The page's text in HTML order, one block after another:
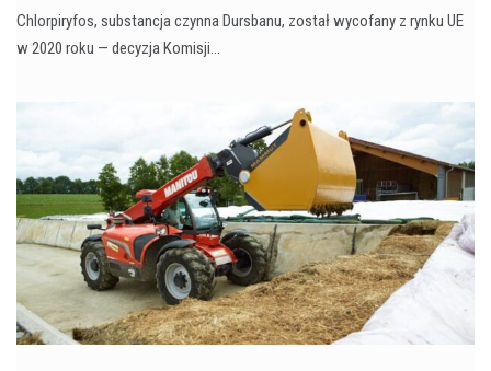
Chlorpiryfos, substancja czynna Dursbanu, został wycofany z rynku UE
w 2020 roku — decyzja Komisji…